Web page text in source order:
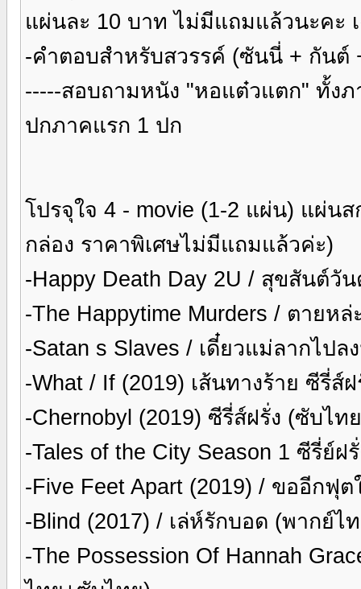
แผ่นละ 10 บาท ไม่มีแถมแล้วนะคะ
-คำตอบสำหรับสวรรค์ (ซันนี่ + กัน
-----สอบถามหนัง "หอแต๋วแตก" ทั้ง
ปกภาคแรก 1 ปก
โปรจุใจ 4 - movie (1-2 แผ่น) แผ่น
กล่อง ราคาพิเศษไม่มีแถมแล้วค่ะ)
-Happy Death Day 2U / สุขสันต์วั
-The Happytime Murders / ตายห
-Satan s Slaves / เดี๋ยวแม่ลากไป
-What / If (2019) เส้นทางร้าย ซีรี่ส์
-Chernobyl (2019) ซีรี่ส์ฝรั่ง (ซับไท
-Tales of the City Season 1 ซีรี่ย์
-Five Feet Apart (2019) / ขออีกฟุ
-Blind (2017) / เล่ห์รักบอด (พากย์ไ
-The Possession Of Hannah